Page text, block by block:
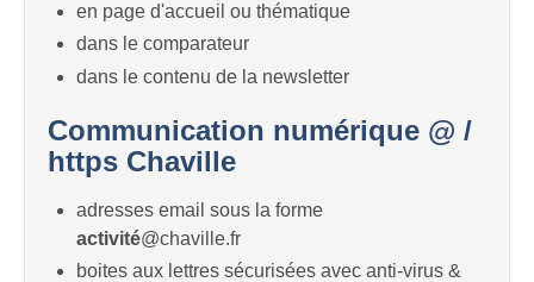
en page d'accueil ou thématique
dans le comparateur
dans le contenu de la newsletter
Communication numérique @ /
https Chaville
adresses email sous la forme
activité@chaville.fr
boites aux lettres sécurisées avec anti-virus &